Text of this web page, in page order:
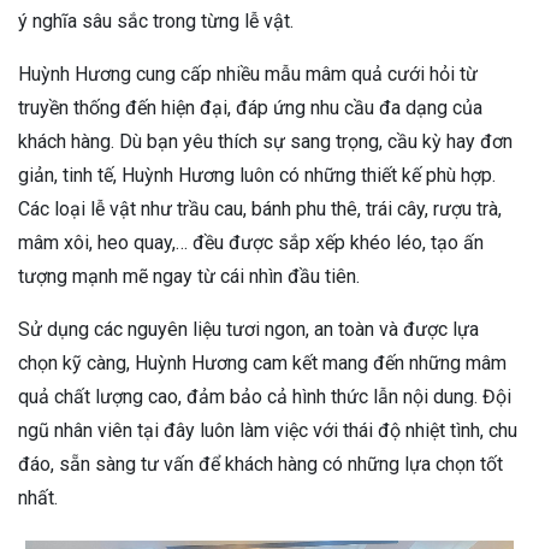
ý nghĩa sâu sắc trong từng lễ vật.
Huỳnh Hương cung cấp nhiều mẫu mâm quả cưới hỏi từ
truyền thống đến hiện đại, đáp ứng nhu cầu đa dạng của
khách hàng. Dù bạn yêu thích sự sang trọng, cầu kỳ hay đơn
giản, tinh tế, Huỳnh Hương luôn có những thiết kế phù hợp.
Các loại lễ vật như trầu cau, bánh phu thê, trái cây, rượu trà,
mâm xôi, heo quay,… đều được sắp xếp khéo léo, tạo ấn
tượng mạnh mẽ ngay từ cái nhìn đầu tiên.
Sử dụng các nguyên liệu tươi ngon, an toàn và được lựa
chọn kỹ càng, Huỳnh Hương cam kết mang đến những mâm
quả chất lượng cao, đảm bảo cả hình thức lẫn nội dung. Đội
ngũ nhân viên tại đây luôn làm việc với thái độ nhiệt tình, chu
đáo, sẵn sàng tư vấn để khách hàng có những lựa chọn tốt
nhất.